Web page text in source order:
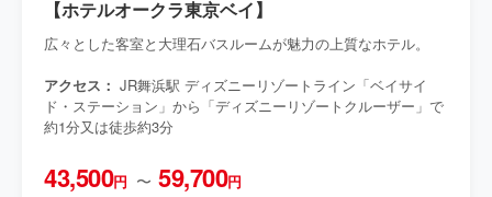
【ホテルオークラ東京ベイ】
広々とした客室と大理石バスルームが魅力の上質なホテル。
アクセス： JR舞浜駅 ディズニーリゾートライン「ベイサイ
ド・ステーション」から「ディズニーリゾートクルーザー」で
約1分又は徒歩約3分
43,500円 〜 59,700円